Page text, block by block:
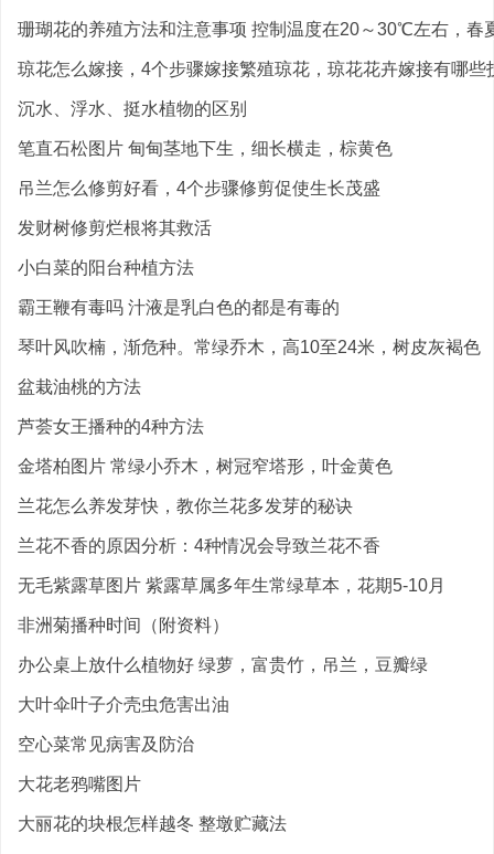
珊瑚花的养殖方法和注意事项 控制温度在20～30℃左右，春
琼花怎么嫁接，4个步骤嫁接繁殖琼花，琼花花卉嫁接有哪些
沉水、浮水、挺水植物的区别
笔直石松图片 甸甸茎地下生，细长横走，棕黄色
吊兰怎么修剪好看，4个步骤修剪促使生长茂盛
发财树修剪烂根将其救活
小白菜的阳台种植方法
霸王鞭有毒吗 汁液是乳白色的都是有毒的
琴叶风吹楠，渐危种。常绿乔木，高10至24米，树皮灰褐色
盆栽油桃的方法
芦荟女王播种的4种方法
金塔柏图片 常绿小乔木，树冠窄塔形，叶金黄色
兰花怎么养发芽快，教你兰花多发芽的秘诀
兰花不香的原因分析：4种情况会导致兰花不香
无毛紫露草图片 紫露草属多年生常绿草本，花期5-10月
非洲菊播种时间（附资料）
办公桌上放什么植物好 绿萝，富贵竹，吊兰，豆瓣绿
大叶伞叶子介壳虫危害出油
空心菜常见病害及防治
大花老鸦嘴图片
大丽花的块根怎样越冬 整墩贮藏法